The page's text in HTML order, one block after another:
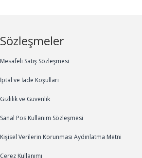
Sözleşmeler
Mesafeli Satış Sözleşmesi
İptal ve İade Koşulları
Gizlilik ve Güvenlik
Sanal Pos Kullanım Sözleşmesi
Kişisel Verilerin Korunması Aydınlatma Metni
Çerez Kullanımı